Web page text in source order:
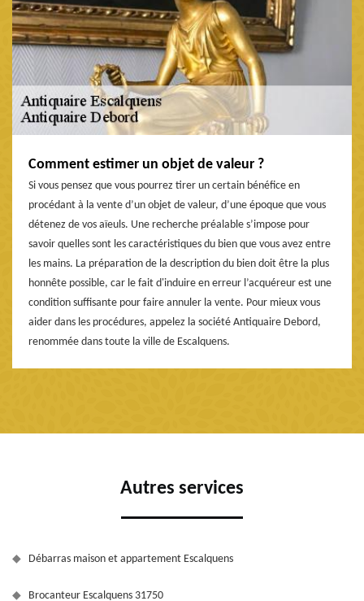
Comment estimer un objet de valeur ?
Si vous pensez que vous pourrez tirer un certain bénéfice en
procédant à la vente d’un objet de valeur, d’une époque que vous
détenez de vos aïeuls. Une recherche préalable s’impose pour
savoir quelles sont les caractéristiques du bien que vous avez entre
les mains. La préparation de la description du bien doit être la plus
honnête possible, car le fait d'induire en erreur l’acquéreur est une
condition suffisante pour faire annuler la vente. Pour mieux vous
aider dans les procédures, appelez la société Antiquaire Debord,
renommée dans toute la ville de Escalquens.
Autres services
Débarras maison et appartement Escalquens
Brocanteur Escalquens 31750